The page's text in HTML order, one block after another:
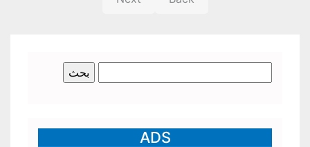
عن:
ADS